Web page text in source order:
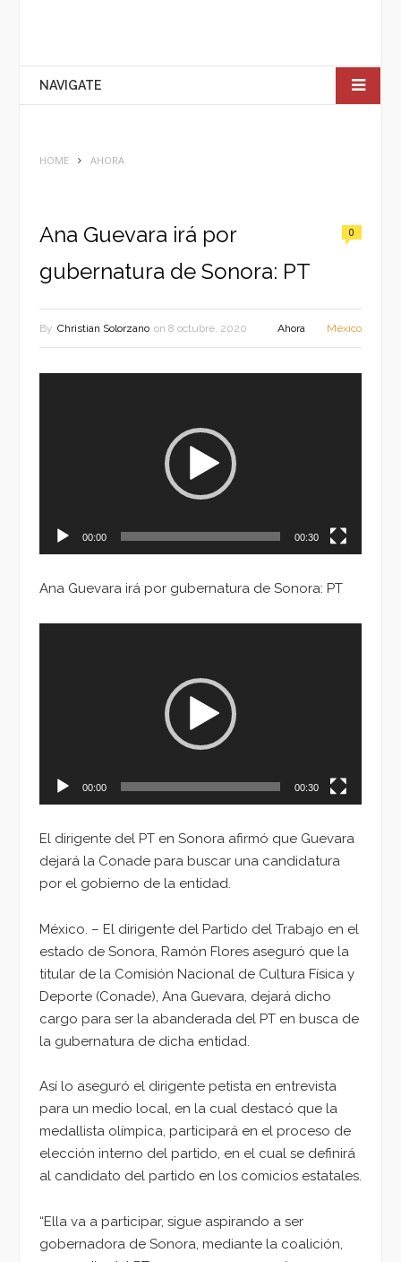
NAVIGATE
HOME AHORA
Ana Guevara irá por
gubernatura de Sonora: PT
0
By Christian Solorzano on 8 octubre, 2020 Ahora México
00:00 00:30
Ana Guevara irá por gubernatura de Sonora: PT
00:00 00:30
El dirigente del PT en Sonora afirmó que Guevara
dejará la Conade para buscar una candidatura
por el gobierno de la entidad.
México. – El dirigente del Partido del Trabajo en el
estado de Sonora , Ramón Flores aseguró que la
titular de la Comisión Nacional de Cultura Física y
Deporte (Conade), Ana Guevara , dejará dicho
cargo para ser la abanderada del PT en busca de
la gubernatura de dicha entidad.
Así lo aseguró el dirigente petista en entrevista
para un medio local, en la cual destacó que la
medallista olímpica, participará en el proceso de
elección interno del partido, en el cual se definirá
al candidato del partido en los comicios estatales.
“Ella va a participar, sigue aspirando a ser
gobernadora de Sonora, mediante la coalición,